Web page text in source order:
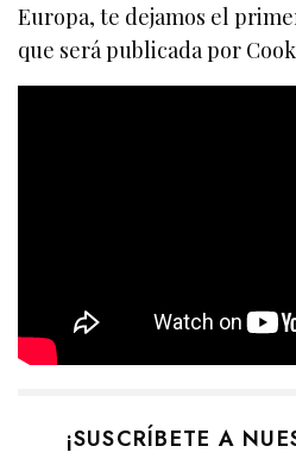
Europa, te dejamos el
que será publicada por
¡SUSCRÍBETE A